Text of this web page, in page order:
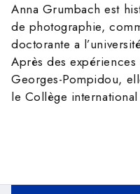
Anna Grumbach est
de photographie,
doctorante a
Après des
Georges-Pompidou,
le Collège